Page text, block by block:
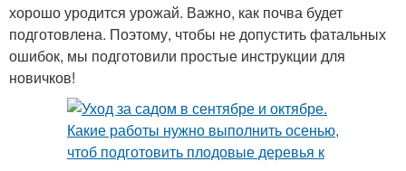
хорошо уродится урожай. Важно, как почва будет
подготовлена. Поэтому, чтобы не допустить фатальных
ошибок, мы подготовили простые инструкции для
новичков!